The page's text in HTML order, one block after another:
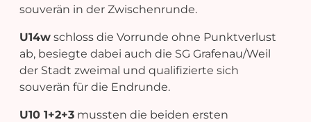
souverän in der Zwischenrunde.
U14w schloss die Vorrunde ohne Punktverlust
ab, besiegte dabei auch die SG Grafenau/Weil
der Stadt zweimal und qualifizierte sich
souverän für die Endrunde.
U10 1+2+3 mussten die beiden ersten